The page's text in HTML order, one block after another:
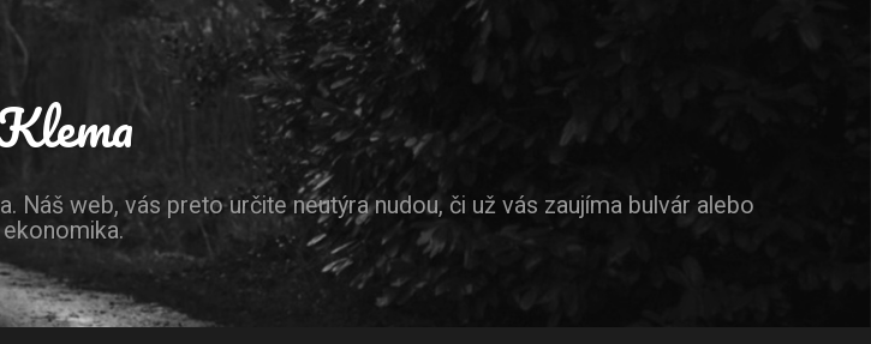
web, vás preto určite neutýra nudou, či už vás zaujíma bulvár alebo
ekonomika.